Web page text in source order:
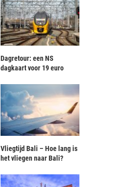
Dagretour: een NS
dagkaart voor 19 euro
Vliegtijd Bali – Hoe lang is
het vliegen naar Bali?